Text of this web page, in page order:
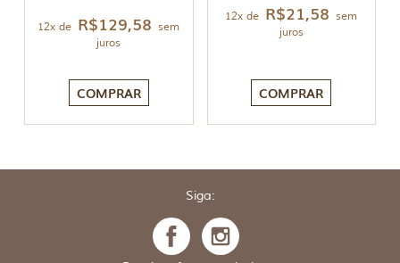
12x de R$129,58 sem
juros
COMPRAR
12x de R$21,58 sem
juros
COMPRAR
Siga: